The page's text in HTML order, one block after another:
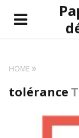
HOME
tolérance